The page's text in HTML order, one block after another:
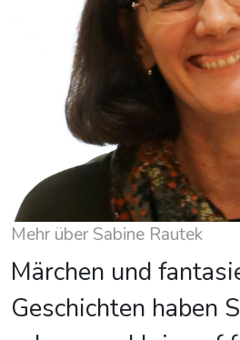
Mehr über Sabine Rautek
Märchen und
Geschichten haben